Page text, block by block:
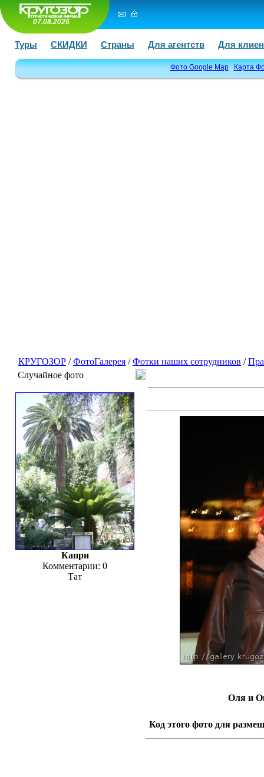
07.08.2026
Туры СКИДКИ Страны Для агентств Для
Фото Google Map Карта
КРУГОЗОР /ФотоГалерея /Фотки наших сотрудников /
Случайное фото
Капри
Комментарии: 0
Тат
Оля и
Код этого фото для